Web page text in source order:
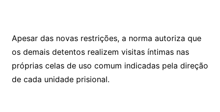
Apesar das novas restrições, a norma autoriza que
os demais detentos realizem visitas íntimas nas
próprias celas de uso comum indicadas pela direção
de cada unidade prisional.